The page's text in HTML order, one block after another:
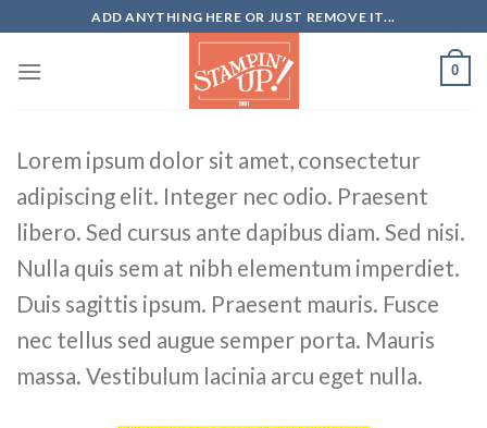
to
content
ADD ANYTHING HERE OR JUST REMOVE IT...
0
Lorem ipsum dolor sit amet, consectetur
adipiscing elit. Integer nec odio. Praesent
libero. Sed cursus ante dapibus diam. Sed nisi.
Nulla quis sem at nibh elementum imperdiet.
Duis sagittis ipsum. Praesent mauris. Fusce
nec tellus sed augue semper porta. Mauris
massa. Vestibulum lacinia arcu eget nulla.